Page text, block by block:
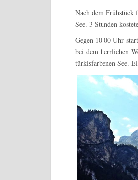
Nach dem Frühstück
See. 3 Stunden
Gegen 10:00 Uhr
bei dem herrlichen
türkisfarbenen See.